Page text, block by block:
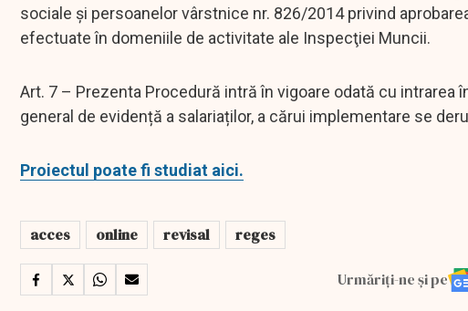
sociale și persoanelor vârstnice nr. 826/2014 privind
efectuate în domeniile de activitate ale Inspecţiei Muncii.
Art. 7 – Prezenta Procedură intră în vigoare odată cu
general de evidență a salariaților, a cărui implementare se
Proiectul poate fi studiat aici.
acces online revisal reges
Urmăriți-ne și pe